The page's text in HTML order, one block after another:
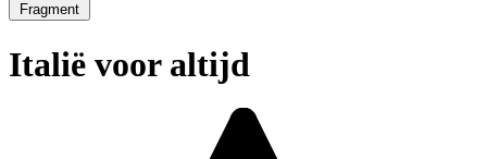
Fragment
Italië voor altijd